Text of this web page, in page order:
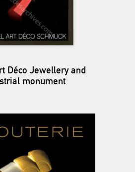
Déco Jewellery and
monument